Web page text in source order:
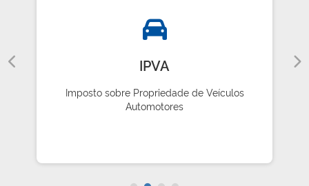
IPVA
Imposto sobre Propriedade de Veículos
Automotores